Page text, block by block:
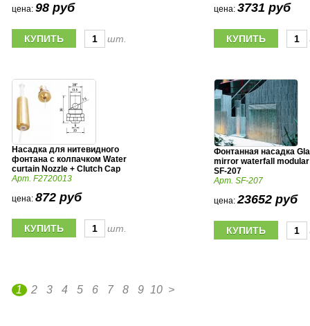
цена: 98 руб
шт.
цена: 3731 руб
Насадка для нитевидного
фонтана с колпачком Water
curtain Nozzle + Clutch Cap
Арт. F2720013
цена: 872 руб
шт.
Фонтанная насадка
mirror waterfall
SF-207
Арт. SF-207
цена:23652 руб
1 2 3 4 5 6 7 8 9 10 >